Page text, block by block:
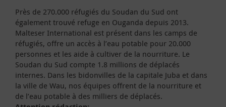
Près de 270.000 réfugiés du Soudan du Sud ont
également trouvé refuge en Ouganda depuis 2013.
Malteser International est présent dans les camps de
réfugiés, offre un accès à l’eau potable pour 20.000
personnes et les aide à cultiver de la nourriture. Le
Soudan du Sud compte 1.8 millions de déplacés
internes. Dans les bidonvilles de la capitale Juba et dans
la ville de Wau, nos équipes offrent de la nourriture et
de l’eau potable à des milliers de déplacés.